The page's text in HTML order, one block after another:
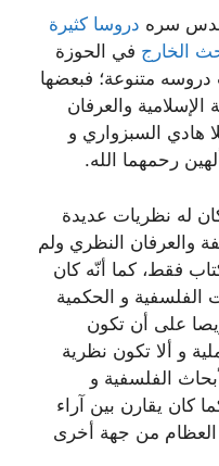
سره دروسا كثيرة
الخارج في الحوزة
دروسه متنوعة؛ فبعضها
والعرفان
هادي السبزواري و
رحمهما الله.
له نظريات عديدة
والعرفان النظري ولم
فقط، كما أنّه كان
الفلسفية و الحكمية
على أن تكون
و ألا تكون نظرية
الفلسفية و
كان يقارن بين آراء
العظام من جهة أخرى